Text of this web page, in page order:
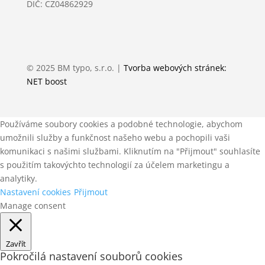
DIČ: CZ04862929
© 2025 BM typo, s.r.o. | Tvorba webových stránek:
NET boost
Používáme soubory cookies a podobné technologie, abychom
umožnili služby a funkčnost našeho webu a pochopili vaši
komunikaci s našimi službami. Kliknutím na "Přijmout" souhlasíte
s použitím takovýchto technologií za účelem marketingu a
analytiky.
Nastavení cookies Přijmout
Manage consent
Zavřít
Pokročilá nastavení souborů cookies